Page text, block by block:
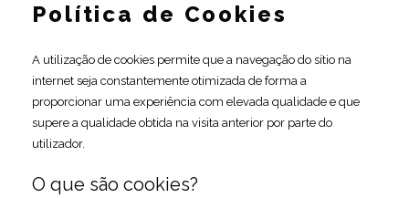
Política de Cookies
A utilização de cookies permite que a navegação do sítio na
internet seja constantemente otimizada de forma a
proporcionar uma experiência com elevada qualidade e que
supere a qualidade obtida na visita anterior por parte do
utilizador.
O que são cookies?